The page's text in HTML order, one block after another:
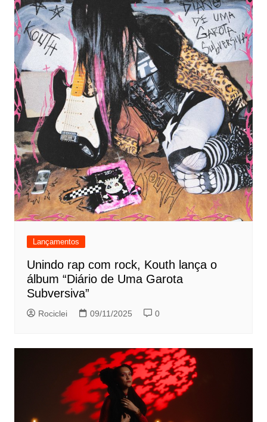
Lançamentos
Unindo rap com rock, Kouth lança o
álbum “Diário de Uma Garota
Subversiva”
Rociclei 09/11/2025 0